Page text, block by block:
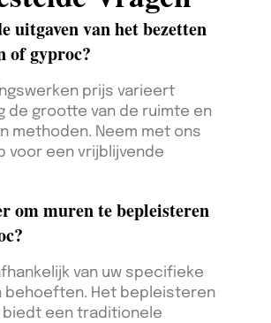
uitgaven van het bezetten
of gyproc?
prijs varieert
de grootte van de ruimte en
methoden. Neem met ons
voor een vrijblijvende
om muren te bepleisteren
van uw specifieke
behoeften. Het bepleisteren
biedt een traditionele